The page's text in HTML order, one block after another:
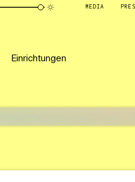
MEDIA
Einrichtungen